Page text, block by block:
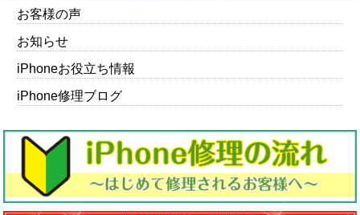
お客様の声
お知らせ
iPhoneお役立ち情報
iPhone修理ブログ